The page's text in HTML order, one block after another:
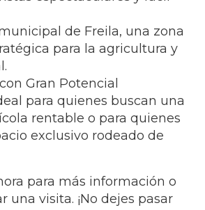
de Freila, una zona
para la agricultura y
Gran Potencial
para quienes buscan una
rentable o para quienes
exclusivo rodeado de
para más información o
una visita. ¡No dejes pasar